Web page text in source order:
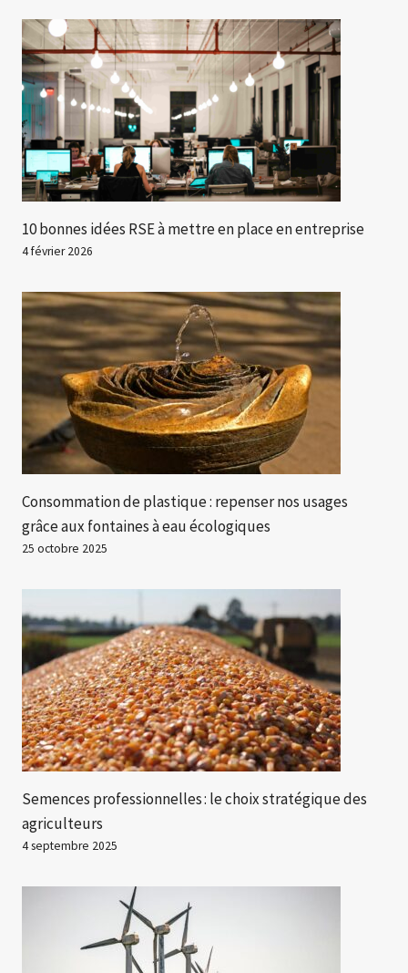
10 bonnes idées RSE à mettre en place en entreprise
4 février 2026
Consommation de plastique : repenser nos usages
grâce aux fontaines à eau écologiques
25 octobre 2025
Semences professionnelles : le choix stratégique des
agriculteurs
4 septembre 2025